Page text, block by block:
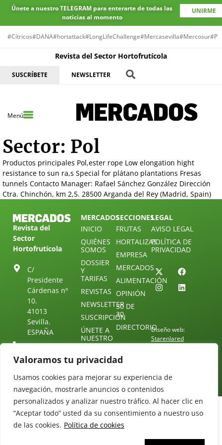
Valoramos tu privacidad
Usamos cookies para mejorar su experiencia de
navegación, mostrarle anuncios o contenidos
personalizados y analizar nuestro tráfico. Al hacer clic en
“Aceptar todo” usted da su consentimiento a nuestro uso
de las cookies. Política de cookies
Únete a nuestro TELEGRAM para enterarte de todas las
noticias al momento
UNIRME
#Cítricos#DANA#hortattack#LongLifeChallenge#Mercasevilla#Mercosur
Revista del Sector Hortofrutícola
SUSCRÍBETE NEWSLETTER
Menú
Sector: Pol
Productos principales Pol,ester rope Low elongation hight
resistance to sun ra,s Special for plátano plantations Fresas
tunnels Contacto Manager: Rafael Sánchez González Dirección
Ctra. Chinchón, km 2,5. 28500 Arganda del Rey (Madrid, Spain)
Revista del
Sector
Hortofrutícola
C/
Presidente
Cárdenas nº
10.
41013
Sevilla.
ESPAÑA
25 88 51
MERCADOS
INICIO
QUIÉNES
SOMOS
DOSSIER
Y
TARIFAS
REVISTAS
NEWSLETTER
SUSCRIPCIÓN
ÚNETE A
NUESTRO
TELEGRAM
CONTACTO
SECCIONES
FRUTAS
HORTALIZAS
EMPRESA
MERCADOS
ALIMENTACIÓN
OPINIÓN
30 DE
30
DIRECTORIO
LEGAL
AVISO LEGAL
POLÍTICA DE
PRIVACIDAD
Diseño web:
Starenlared